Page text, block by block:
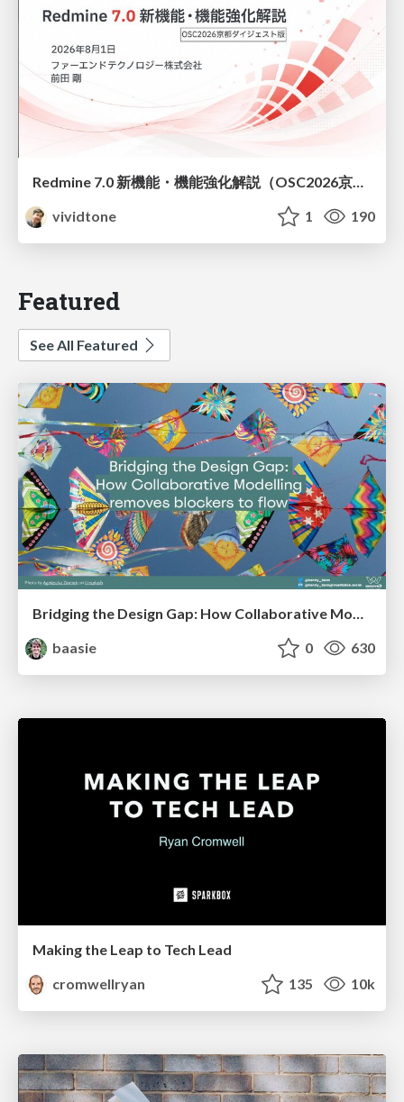
Redmine 7.0 新機能・機能強化解説（OSC2026京都ダイジェスト版）
vividtone
1 190
Featured
See All Featured
Bridging the Design Gap: How Collaborative Modelling removes blockers to flow between stakeholders and teams @FastFlow conf
baasie
0 630
Making the Leap to Tech Lead
cromwellryan
135 10k